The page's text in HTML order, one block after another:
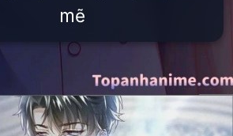
mẽ
issiloo.edu.vn/anh-tong-tai-anime